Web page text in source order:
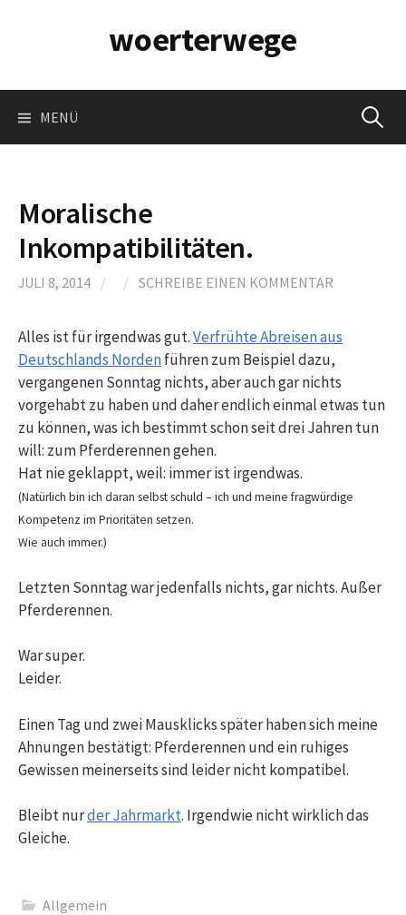
woerterwege
MENÜ Suchen
Moralische
Inkompatibilitäten.
JULI 8, 2014 / / SCHREIBE EINEN KOMMENTAR
Alles ist für irgendwas gut.Verfrühte Abreisen aus
Deutschlands Nordenführen zum Beispiel dazu,
vergangenen Sonntag nichts, aber auch gar nichts
vorgehabt zu haben und daher endlich einmal etwas tun
zu können, was ich bestimmt schon seit drei Jahren tun
will: zum Pferderennen gehen.
Hat nie geklappt, weil: immer ist irgendwas.
(Natürlich bin ich daran selbst schuld – ich und meine fragwürdige
Kompetenz im Prioritäten setzen.
Wie auch immer.)
Letzten Sonntag war jedenfalls nichts, gar nichts. Außer
Pferderennen.
War super.
Leider.
Einen Tag und zwei Mausklicks später haben sich meine
Ahnungen bestätigt: Pferderennen und ein ruhiges
Gewissen meinerseits sind leider nicht kompatibel.
Bleibt nurder Jahrmarkt. Irgendwie nicht wirklich das
Gleiche.
Allgemein